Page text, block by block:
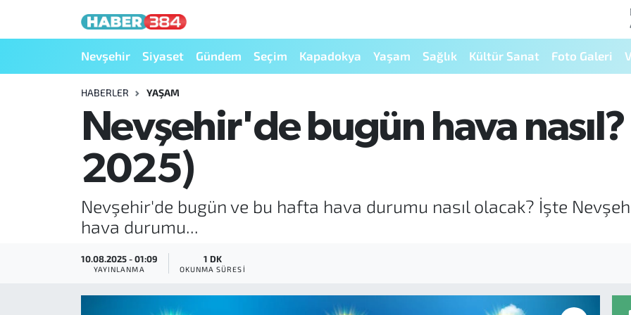
Nevşehir Siyaset Gündem Seçim Kapadokya Yaşam Sağlık Kültür Sanat Foto Galeri
HABERLER YAŞAM
Nevşehir'de bugün hava
2025)
Nevşehir'de bugün ve bu hafta hava durumu nasıl olacak? İşte
hava durumu...
10.08.2025 - 01:09
YAYINLANMA
1 DK
OKUNMA SÜRESI
Nöbetçi Eczaneler
Hava Durumu
Trafik Durumu
Süper Lig Puan Durumu ve Fikstür
Tüm Manşetler
Son Dakika Haberleri
Haber Arşivi